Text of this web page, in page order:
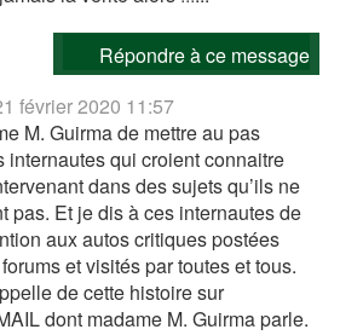
Répondre à ce message
février 2020 11:57
M. Guirma de mettre au pas
internautes qui croient connaitre
dans des sujets qu’ils ne
pas. Et je dis à ces internautes de
aux autos critiques postées
et visités par toutes et tous.
de cette histoire sur
dont madame M. Guirma parle.